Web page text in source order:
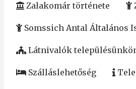
Zalakomár története
Somssich Antal Általános
Látnivalók
Szálláslehetőség